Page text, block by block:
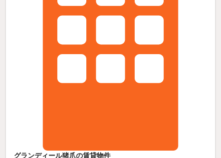
グランディール猪爪の賃貸物件